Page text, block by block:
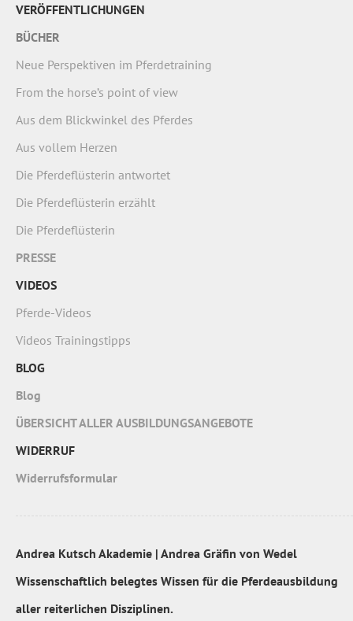
VERÖFFENTLICHUNGEN
BÜCHER
Neue Perspektiven im Pferdetraining
From the horse’s point of view
Aus dem Blickwinkel des Pferdes
Aus vollem Herzen
Die Pferdeflüsterin antwortet
Die Pferdeflüsterin erzählt
Die Pferdeflüsterin
PRESSE
VIDEOS
Pferde-Videos
Videos Trainingstipps
BLOG
Blog
ÜBERSICHT ALLER AUSBILDUNGSANGEBOTE
WIDERRUF
Widerrufsformular
Andrea Kutsch Akademie | Andrea Gräfin von Wedel
Wissenschaftlich belegtes Wissen für die Pferdeausbildung
aller reiterlichen Disziplinen.